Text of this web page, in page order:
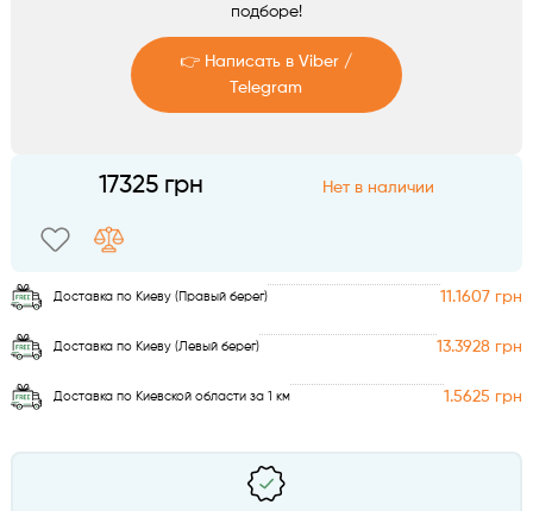
подборе!
👉 Написать в Viber /
Telegram
17325 грн Нет в наличии
Доставка по Киеву (Правый берег) 11.1607 грн
Доставка по Киеву (Левый берег) 13.3928 грн
Доставка по Киевской области за 1 км 1.5625 грн